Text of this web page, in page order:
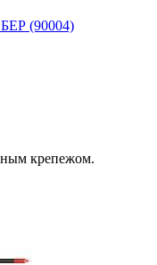
(90004)
крепежом.